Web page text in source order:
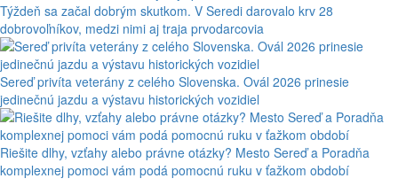
Týždeň sa začal dobrým skutkom. V Seredi darovalo krv 28
dobrovoľníkov, medzi nimi aj traja prvodarcovia
Sereď privíta veterány z celého Slovenska. Ovál 2026 prinesie
jedinečnú jazdu a výstavu historických vozidiel
Riešite dlhy, vzťahy alebo právne otázky? Mesto Sereď a Poradňa
komplexnej pomoci vám podá pomocnú ruku v ťažkom období